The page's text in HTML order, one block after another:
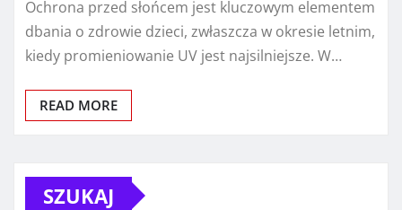
Ochrona przed słońcem jest kluczowym elementem
dbania o zdrowie dzieci, zwłaszcza w okresie letnim,
kiedy promieniowanie UV jest najsilniejsze. W…
READ MORE
SZUKAJ